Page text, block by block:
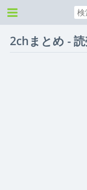
2chまとめ -